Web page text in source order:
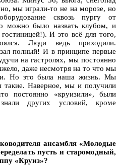
мы играли-то не на морозе, но
сквозь пургу от
можно было назвать клубом, и
И это всё для того,
Люди ведь приходили.
полный! И в принципе первые
на гастролях, мы постоянно
даже несмотря на то что мы
Но это была наша жизнь. Мы
такие. Наверное, мы и получили
постоянно «круизили», были
других условий, кроме
ансамбля «Молодые
пусть и старомодный,
«Круиз»?